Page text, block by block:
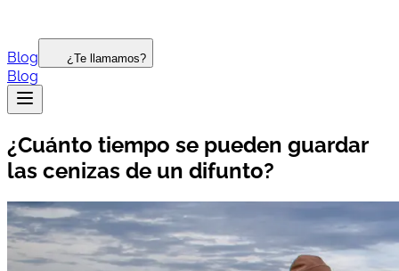
Blog ¿Te llamamos?
Blog
¿Cuánto tiempo se pueden guardar
las cenizas de un difunto?